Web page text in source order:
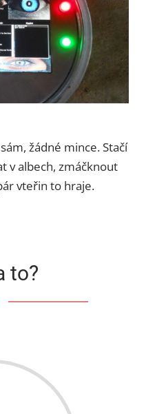
žádné mince. Stačí
v albech, zmáčknout
vteřin to hraje.
to?